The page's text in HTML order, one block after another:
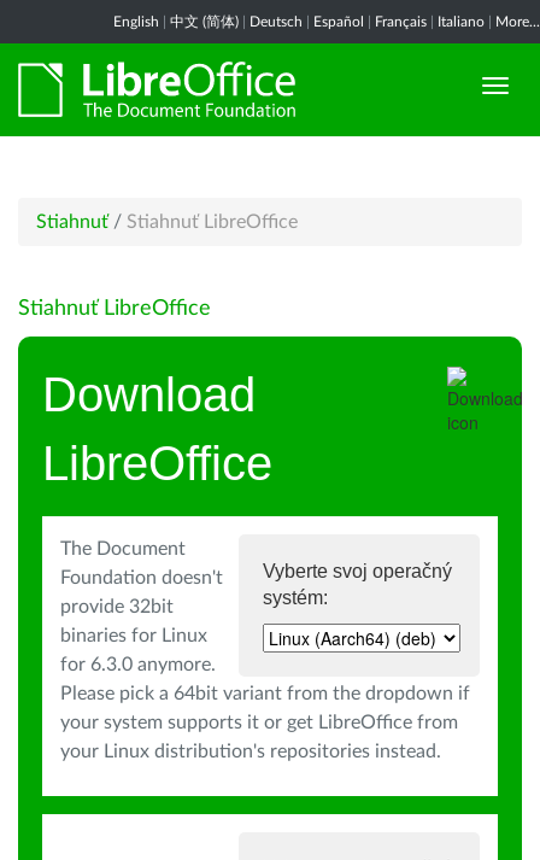
English 中文 (简体) Deutsch Español Français Italiano More...
Stiahnuť / Stiahnuť LibreOffice
Stiahnuť LibreOffice
Download
LibreOffice
Vyberte svoj operačný
systém:
The Document
Foundation doesn't
provide 32bit
binaries for Linux
for 6.3.0 anymore.
Please pick a 64bit variant from the dropdown if
your system supports it or get LibreOffice from
your Linux distribution's repositories instead.